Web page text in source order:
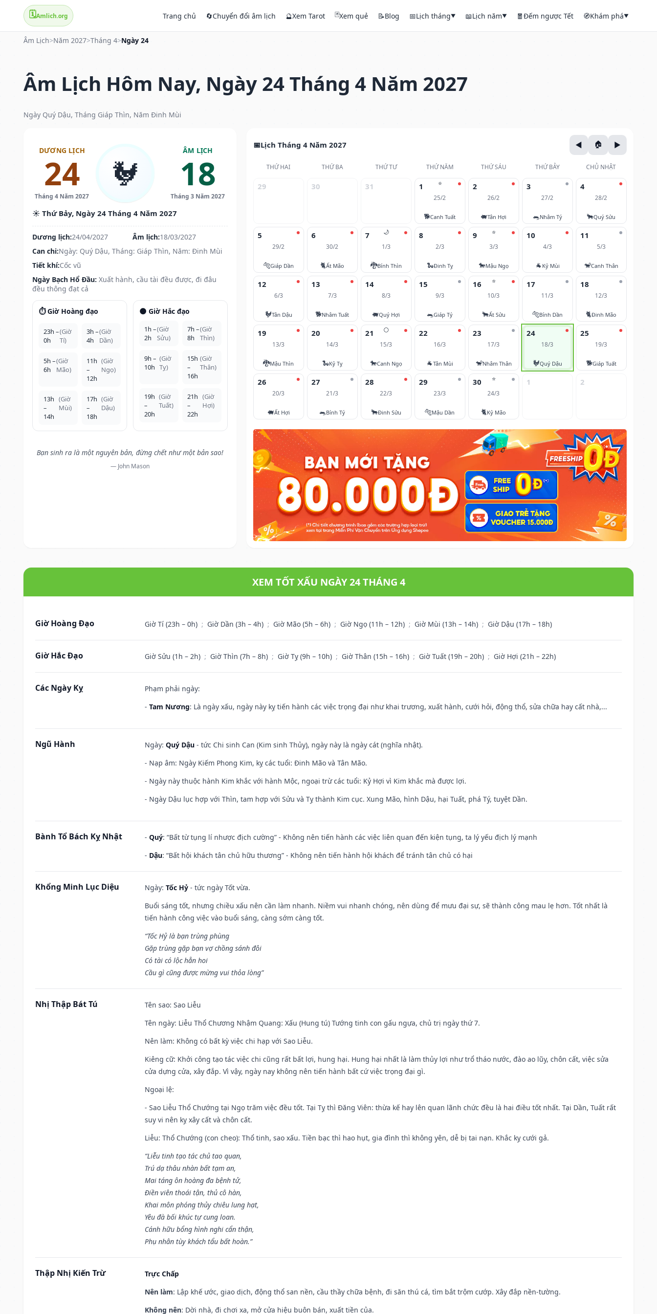
🗓️Amlich.org Trang chủ 🔄Chuyển đổi âm lịch 🔮Xem Tarot 🃏Xem quẻ 📝Blog 📅Lịch tháng▼ 📖Lịch năm▼ 🧧Đếm ngược Tết 🧭Khám phá▼
Âm Lịch>Năm 2027>Tháng 4>Ngày 24
Âm Lịch Hôm Nay, Ngày 24 Tháng 4 Năm 2027
Ngày Quý Dậu, Tháng Giáp Thìn, Năm Đinh Mùi
DƯƠNG LỊCH
24
Tháng 4 Năm 2027
🐓
ÂM LỊCH
18
Tháng 3 Năm 2027
☀️ Thứ Bảy, Ngày 24 Tháng 4 Năm 2027
Dương lịch:24/04/2027 Âm lịch:18/03/2027
Can chi:Ngày: Quý Dậu, Tháng: Giáp Thìn, Năm: Đinh Mùi
Tiết khí:Cốc vũ
Ngày Bạch Hổ Đầu: Xuất hành, cầu tài đều được, đi đâu
đều thông đạt cả
⏱️ Giờ Hoàng đạo
23h –
0h
(Giờ
Tí)
3h –
4h
(Giờ
Dần)
5h –
6h
(Giờ
Mão)
11h
–
12h
(Giờ
Ngọ)
13h
–
14h
(Giờ
Mùi)
17h
–
18h
(Giờ
Dậu)
🌑 Giờ Hắc đạo
1h –
2h
(Giờ
Sửu)
7h –
8h
(Giờ
Thìn)
9h –
10h
(Giờ
Tỵ)
15h
–
16h
(Giờ
Thân)
19h
–
20h
(Giờ
Tuất)
21h
–
22h
(Giờ
Hợi)
Bạn sinh ra là một nguyên bản, đừng chết như một bản sao!
— John Mason
Lịch Tháng 4 Năm 2027
THỨ HAI THỨ BA THỨ TƯ THỨ NĂM THỨ SÁU THỨ BẢY CHỦ NHẬT
29 30 31 ⭐
1
25/2
🐕Canh Tuất
2
26/2
🐖Tân Hợi
3
27/2
🐀Nhâm Tý
4
28/2
🐂Quý Sửu
5
29/2
🐅Giáp Dần
6
30/2
🐈Ất Mão
🌙
7
1/3
🐉Bính Thìn
8
2/3
🐍Đinh Tỵ
⭐
9
3/3
🐎Mậu Ngọ
10
4/3
🐐 Kỷ Mùi
11
5/3
🐒Canh Thân
12
6/3
🐓Tân Dậu
13
7/3
🐕Nhâm Tuất
14
8/3
🐖Quý Hợi
15
9/3
🐀Giáp Tý
⭐
16
10/3
🐂Ất Sửu
17
11/3
🐅Bính Dần
18
12/3
🐈Đinh Mão
19
13/3
🐉Mậu Thìn
20
14/3
🐍Kỷ Tỵ
🌕
21
15/3
🐎Canh Ngọ
22
16/3
🐐Tân Mùi
23
17/3
🐒Nhâm Thân
24
18/3
🐓Quý Dậu
25
19/3
🐕Giáp Tuất
26
20/3
🐖Ất Hợi
27
21/3
🐀Bính Tý
28
22/3
🐂Đinh Sửu
29
23/3
🐅Mậu Dần
⭐
30
24/3
🐈Kỷ Mão
1 2
XEM TỐT XẤU NGÀY 24 THÁNG 4
Giờ Hoàng Đạo Giờ Tí (23h – 0h) ; Giờ Dần (3h – 4h) ; Giờ Mão (5h – 6h) ; Giờ Ngọ (11h – 12h) ; Giờ Mùi (13h – 14h) ; Giờ Dậu (17h – 18h)
Giờ Hắc Đạo Giờ Sửu (1h – 2h) ; Giờ Thìn (7h – 8h) ; Giờ Tỵ (9h – 10h) ; Giờ Thân (15h – 16h) ; Giờ Tuất (19h – 20h) ; Giờ Hợi (21h – 22h)
Các Ngày Kỵ
Phạm phải ngày:
- Tam Nương: Là ngày xấu, ngày này kỵ tiến hành các việc trọng đại như khai trương, xuất hành, cưới hỏi, động thổ, sửa chữa hay cất nhà,...
Ngũ Hành Ngày: Quý Dậu - tức Chi sinh Can (Kim sinh Thủy), ngày này là ngày cát (nghĩa nhật).
- Nạp âm: Ngày Kiếm Phong Kim, kỵ các tuổi: Đinh Mão và Tân Mão.
- Ngày này thuộc hành Kim khắc với hành Mộc, ngoại trừ các tuổi: Kỷ Hợi vì Kim khắc mà được lợi.
- Ngày Dậu lục hợp với Thìn, tam hợp với Sửu và Tỵ thành Kim cục. Xung Mão, hình Dậu, hại Tuất, phá Tý, tuyệt Dần.
Bành Tổ Bách Kỵ Nhật - Quý: “Bất từ tụng lí nhược địch cường” - Không nên tiến hành các việc liên quan đến kiện tụng, ta lý yếu địch lý mạnh
- Dậu: “Bất hội khách tân chủ hữu thương” - Không nên tiến hành hội khách để tránh tân chủ có hại
Khổng Minh Lục Diệu Ngày: Tốc Hỷ - tức ngày Tốt vừa.
Buổi sáng tốt, nhưng chiều xấu nên cần làm nhanh. Niềm vui nhanh chóng, nên dùng để mưu đại sự, sẽ thành công mau lẹ hơn. Tốt nhất là
tiến hành công việc vào buổi sáng, càng sớm càng tốt.
“Tốc Hỷ là bạn trùng phùng
Gặp trùng gặp bạn vợ chồng sánh đôi
Có tài có lộc hẳn hoi
Cầu gì cũng được mừng vui thỏa lòng”
Nhị Thập Bát Tú Tên sao: Sao Liễu
Tên ngày: Liễu Thổ Chương Nhậm Quang: Xấu (Hung tú) Tướng tinh con gấu ngựa, chủ trị ngày thứ 7.
Nên làm: Không có bất kỳ việc chi hạp với Sao Liễu.
Kiêng cữ: Khởi công tạo tác việc chi cũng rất bất lợi, hung hại. Hung hại nhất là làm thủy lợi như trổ tháo nước, đào ao lũy, chôn cất, việc sửa
cửa dựng cửa, xây đắp. Vì vậy, ngày nay không nên tiến hành bất cứ việc trọng đại gì.
Ngoại lệ:
- Sao Liễu Thổ Chướng tại Ngọ trăm việc đều tốt. Tại Tỵ thì Đăng Viên: thừa kế hay lên quan lãnh chức đều là hai điều tốt nhất. Tại Dần, Tuất rất
suy vi nên kỵ xây cất và chôn cất.
Liễu: Thổ Chướng (con cheo): Thổ tinh, sao xấu. Tiền bạc thì hao hụt, gia đình thì không yên, dễ bị tai nạn. Khắc kỵ cưới gả.
“Liễu tinh tạo tác chủ tao quan,
Trú dạ thâu nhàn bất tạm an,
Mai táng ôn hoàng đa bệnh tử,
Điền viên thoái tận, thủ cô hàn,
Khai môn phóng thủy chiêu lung hạt,
Yêu đà bối khúc tự cung loan.
Cánh hữu bổng hình nghi cẩn thận,
Phụ nhân tùy khách tẩu bất hoàn.”
Thập Nhị Kiến Trừ
Trực Chấp
Nên làm: Lập khế ước, giao dịch, động thổ san nền, cầu thầy chữa bệnh, đi săn thú cá, tìm bắt trộm cướp. Xây đắp nền-tường.
Không nên: Dời nhà, đi chơi xa, mở cửa hiệu buôn bán, xuất tiền của.